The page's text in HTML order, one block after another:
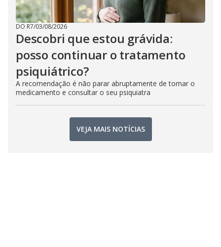
DO R7/03/08/2026
Descobri que estou grávida:
posso continuar o tratamento
psiquiátrico?
A recomendação é não parar abruptamente de tomar o
medicamento e consultar o seu psiquiatra
VEJA MAIS NOTÍCIAS